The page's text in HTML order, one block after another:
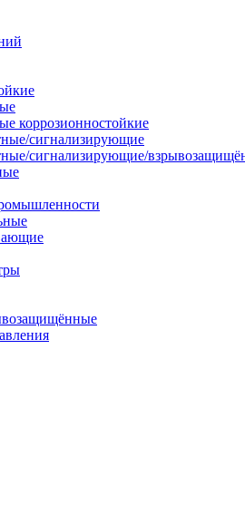
коррозионностойкие
сигнализирующие
сигнализирующие/